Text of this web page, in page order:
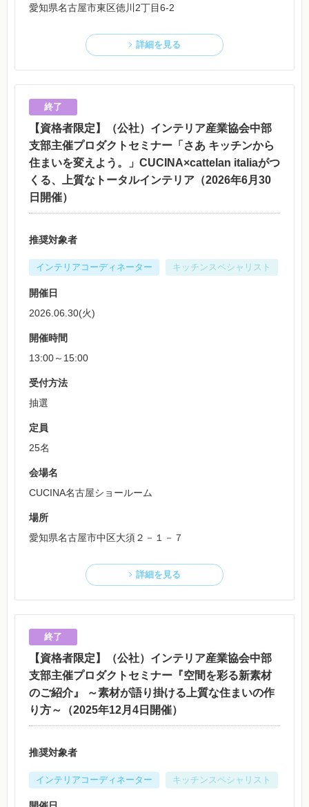
愛知県名古屋市東区徳川2丁目6-2
詳細を見る
【資格者限定】（公社）インテリア産業協会中部
支部主催プロダクトセミナー「さあ キッチンから
住まいを変えよう。」CUCINA×cattelan italiaがつ
くる、上質なトータルインテリア（2026年6月30
日開催）
推奨対象者
インテリアコーディネーター キッチンスペシャリスト
開催日
2026.06.30(火)
開催時間
13:00～15:00
受付方法
抽選
定員
25名
会場名
CUCINA名古屋ショールーム
場所
愛知県名古屋市中区大須２－１－７
詳細を見る
【資格者限定】（公社）インテリア産業協会中部
支部主催プロダクトセミナー『空間を彩る新素材
のご紹介』 ～素材が語り掛ける上質な住まいの作
り方～（2025年12月4日開催）
推奨対象者
インテリアコーディネーター キッチンスペシャリスト